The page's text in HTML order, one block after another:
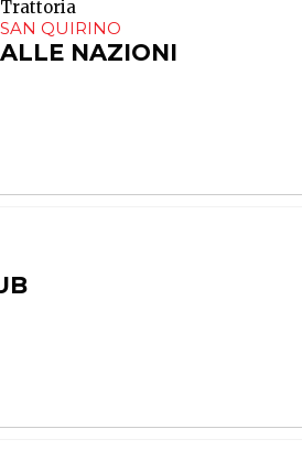
Trattoria
SAN QUIRINO
ALLE NAZIONI